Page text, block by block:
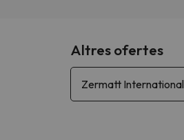
Altres ofertes
Zermatt International